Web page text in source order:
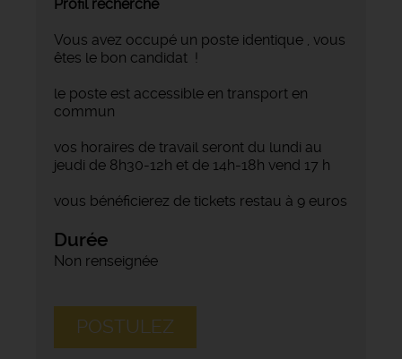
Profil recherché
Vous avez occupé un poste identique , vous
êtes le bon candidat !
le poste est accessible en transport en
commun
vos horaires de travail seront du lundi au
jeudi de 8h30-12h et de 14h-18h vend 17 h
vous bénéficierez de tickets restau à 9 euros
Durée
Non renseignée
POSTULEZ